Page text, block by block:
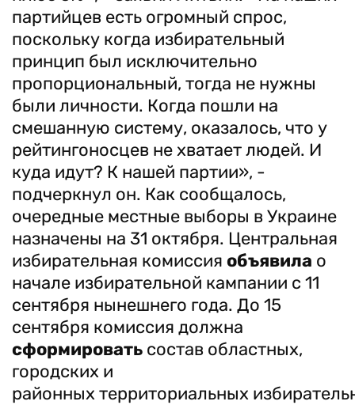
партийцев есть огромный спрос,
поскольку когда избирательный
принцип был исключительно
пропорциональный, тогда не нужны
были личности. Когда пошли на
смешанную систему, оказалось, что у
рейтингоносцев не хватает людей. И
куда идут? К нашей партии», -
подчеркнул он. Как сообщалось,
очередные местные выборы в Украине
назначены на 31 октября. Центральная
избирательная комиссия объявила о
начале избирательной кампании с 11
сентября нынешнего года. До 15
сентября комиссия должна
сформировать состав областных,
городских и
районных территориальных